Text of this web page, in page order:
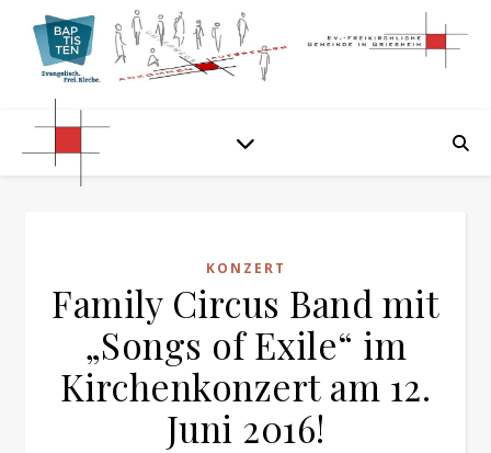
KONZERT
Family Circus Band mit
„Songs of Exile“ im
Kirchenkonzert am 12.
Juni 2016!